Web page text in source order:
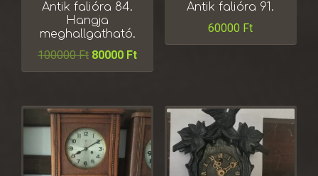
Antik falióra 84.
Hangja
meghallgatható.
100000Ft 80000 Ft
Antik falióra 91.
60000 Ft